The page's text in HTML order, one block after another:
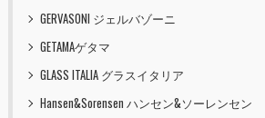
GERVASONI ジェルバゾーニ
GETAMAゲタマ
GLASS ITALIA グラスイタリア
Hansen&Sorensen ハンセン&ソーレンセン